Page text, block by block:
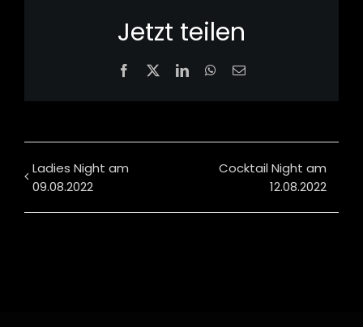
Jetzt teilen
FacebookLinkedInWhatsApp
Email
Ladies Night am
09.08.2022
Cocktail Night am
12.08.2022